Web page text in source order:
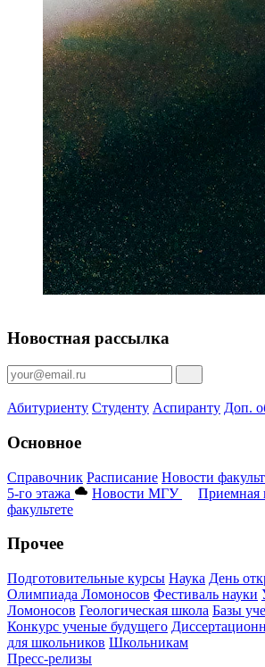
Новостная рассылка
Абитуриенту Студенту Аспиранту Доп.
Основное
Справочник Расписание Новости
5-го этажа
Новости МГУ Приемная
факультете
Прочее
Подготовительные курсы Наука День
Олимпиада Ломоносов Фестиваль науки
Ломоносов Геологическая школа Базы
Конкурс ученые будущего
для школьников Школьникам
Пресс-релизы